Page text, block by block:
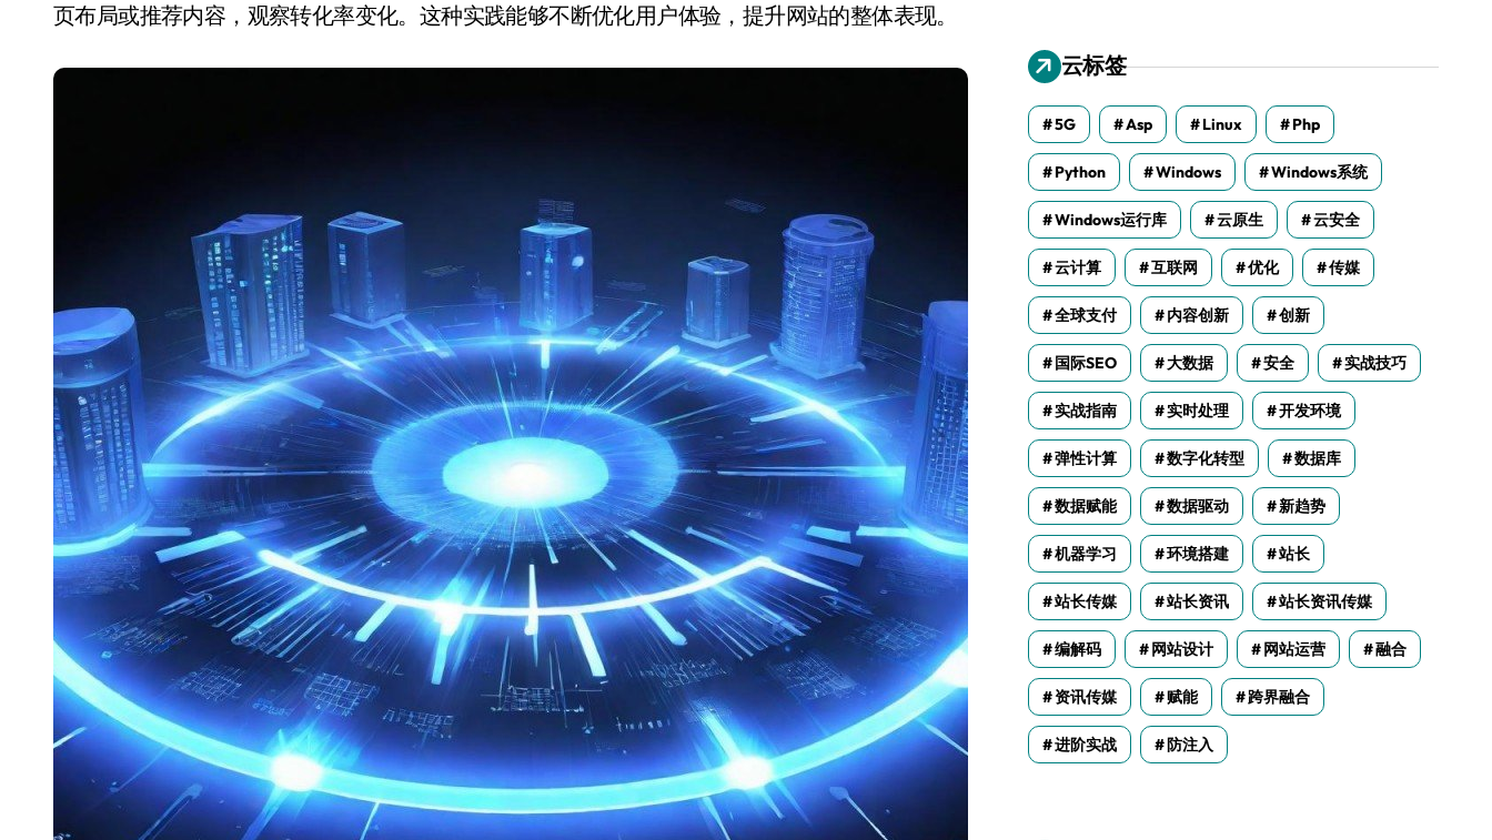
页布局或推荐内容，观察转化率变化。这种实践能够不断优化用户体验，提升网站的整体表现。
云标签
5G Asp Linux Php
Python Windows Windows系统
Windows运行库 云原生 云安全
云计算 互联网 优化 传媒
全球支付 内容创新 创新
国际SEO 大数据 安全 实战技巧
实战指南 实时处理 开发环境
弹性计算 数字化转型 数据库
数据赋能 数据驱动 新趋势
机器学习 环境搭建 站长
站长传媒 站长资讯 站长资讯传媒
编解码 网站设计 网站运营 融合
资讯传媒 赋能 跨界融合
进阶实战 防注入